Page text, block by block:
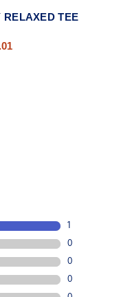
RELAXED TEE